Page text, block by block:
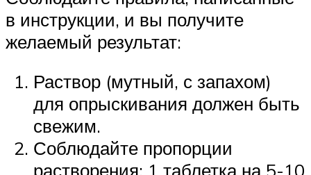
в инструкции, и вы получите
желаемый результат:
Раствор (мутный, с запахом)
для опрыскивания должен быть
свежим.
Соблюдайте пропорции
растворения: 1 таблетка на 5-10